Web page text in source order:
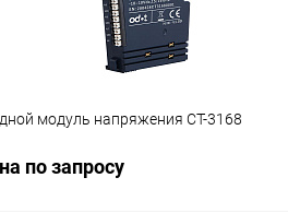
модуль напряжения CT-3168
по запросу